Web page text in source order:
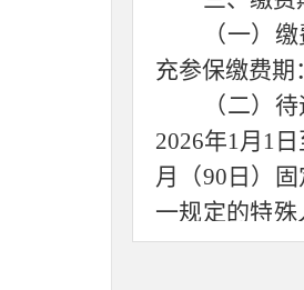
（一）
充参保缴费期
（二）
2026年1月1
月（90日）
一规定的特
保待遇。